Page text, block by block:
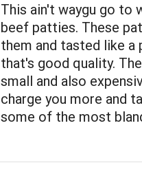
This ain't waygu go to
beef patties. These
them and tasted like a
that's good quality.
small and also
charge you more and
some of the most